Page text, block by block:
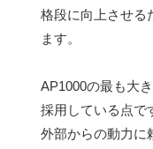
格段に向上させる
ます。
AP1000の最も大き
採用している点で
外部からの動力に